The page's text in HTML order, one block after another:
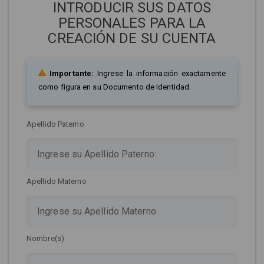
INTRODUCIR SUS DATOS
PERSONALES PARA LA
CREACIÓN DE SU CUENTA
Importante: Ingrese la información exactamente
como figura en su Documento de Identidad.
Apellido Paterno
Apellido Materno
Nombre(s)